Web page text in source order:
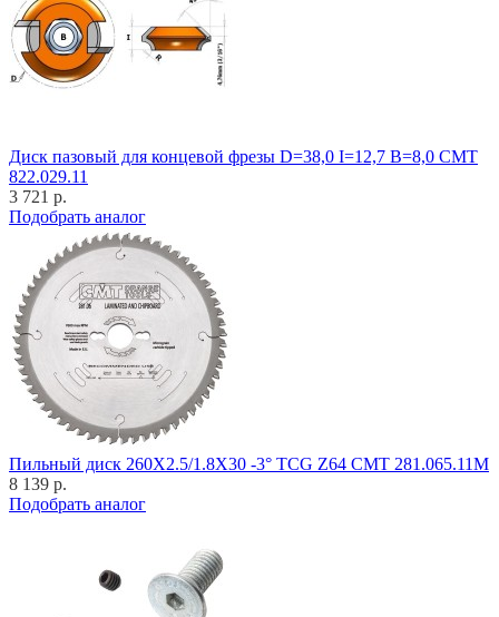
Диск пазовый для концевой фрезы D=38,0 I=12,7 B=8,0 CMT
822.029.11
3 721 р.
Подобрать аналог
Пильный диск 260X2.5/1.8X30 -3° TCG Z64 CMT 281.065.11M
8 139 р.
Подобрать аналог